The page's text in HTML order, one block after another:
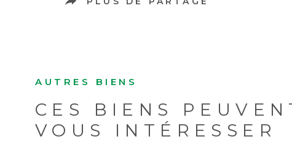
AUTRES BIENS
CES BIENS
VOUS INTÉRESSER